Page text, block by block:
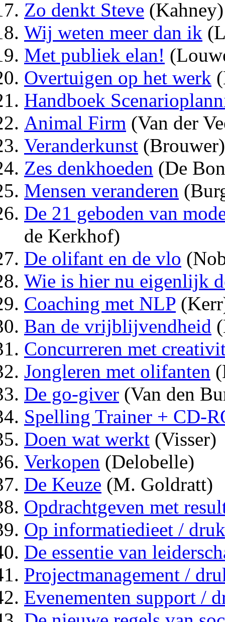
Zo denkt Steve (Kahney)
Wij weten meer dan ik
Met publiek elan!
Overtuigen op het werk
Handboek
Animal Firm (Van der
Veranderkunst (Brouwer)
Zes denkhoeden (De
Mensen veranderen
De 21 geboden van
de Kerkhof)
De olifant en de vlo
Wie is hier nu eigenlijk
Coaching met NLP
Ban de vrijblijvendheid
Concurreren met
Jongleren met olifanten
De go-giver (Van den
Spelling Trainer + CD-
Doen wat werkt (Visser)
Verkopen (Delobelle)
De Keuze (M. Goldratt)
Opdrachtgeven met
Op informatiedieet /
De essentie van
Projectmanagement /
Evenementen support /